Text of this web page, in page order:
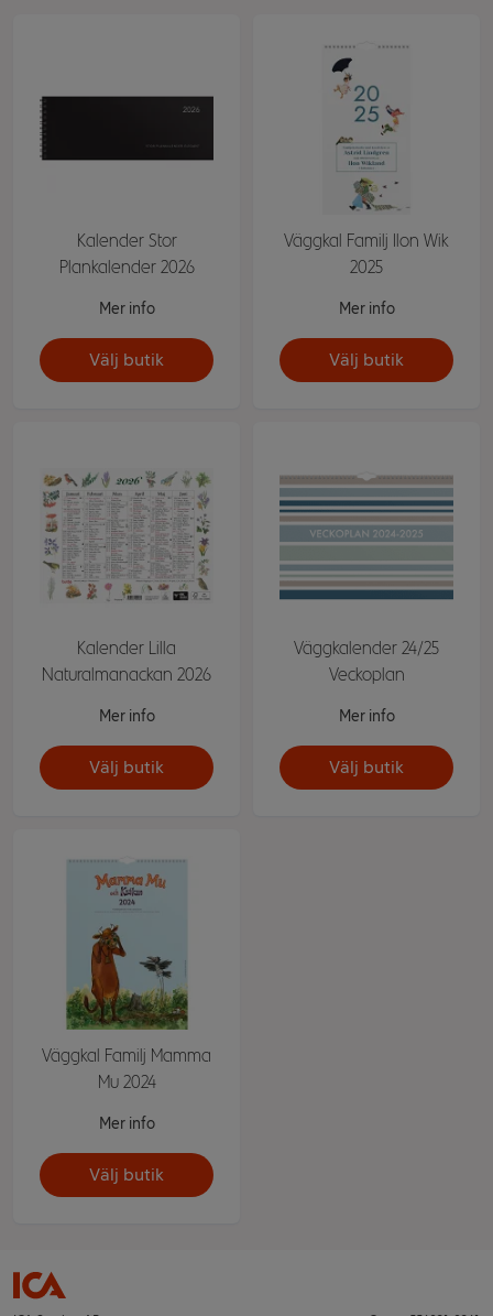
Kalender Stor
Plankalender 2026
Mer info
Välj butik
Väggkal Familj Ilon Wik
2025
Mer info
Välj butik
Kalender Lilla
Naturalmanackan 2026
Mer info
Välj butik
Väggkalender 24/25
Veckoplan
Mer info
Välj butik
Väggkal Familj Mamma
Mu 2024
Mer info
Välj butik